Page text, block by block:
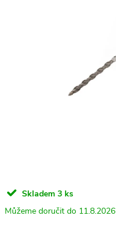
Skladem 3 ks
11.8.2026